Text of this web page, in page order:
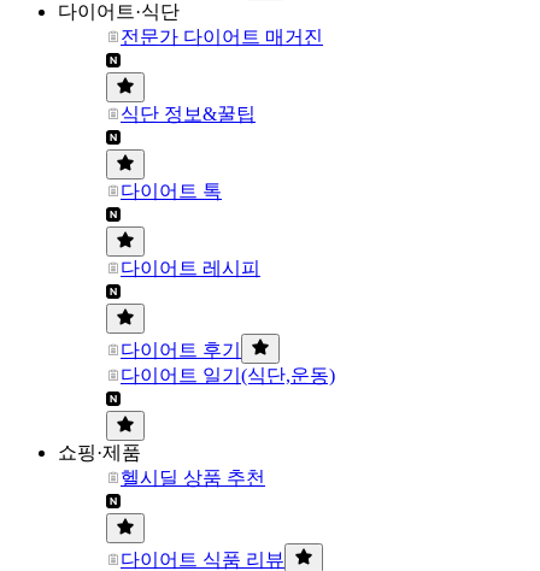
다이어트·식단
전문가 다이어트 매거진
식단 정보&꿀팁
다이어트 톡
다이어트 레시피
다이어트 후기
다이어트 일기(식단,운동)
쇼핑·제품
헬시딜 상품 추천
다이어트 식품 리뷰